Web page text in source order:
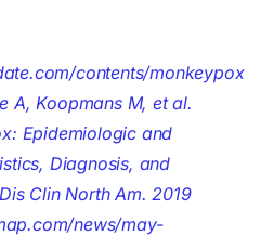
contents/monkeypox
A, Koopmans M, et al.
Epidemiologic and
Diagnosis, and
Clin North Am. 2019
news/may-